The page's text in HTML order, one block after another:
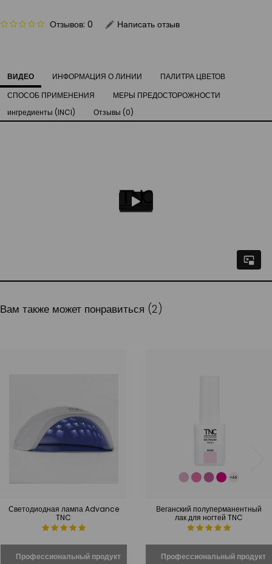
Отзывов: 0 Написать отзыв
ВИДЕО ИНФОРМАЦИЯ О ЛИНИИ
ПАЛИТРА ЦВЕТОВ
СПОСОБ ПРИМЕНЕНИЯ
МЕРЫ ПРЕДОСТОРОЖНОСТИ
ингредиенты (INCI)
Отзывы (0)
Вам также может понравиться (2)
Светодиодная лампа Advance
TNC
Веганский полуперманентный
лак для ногтей TNC